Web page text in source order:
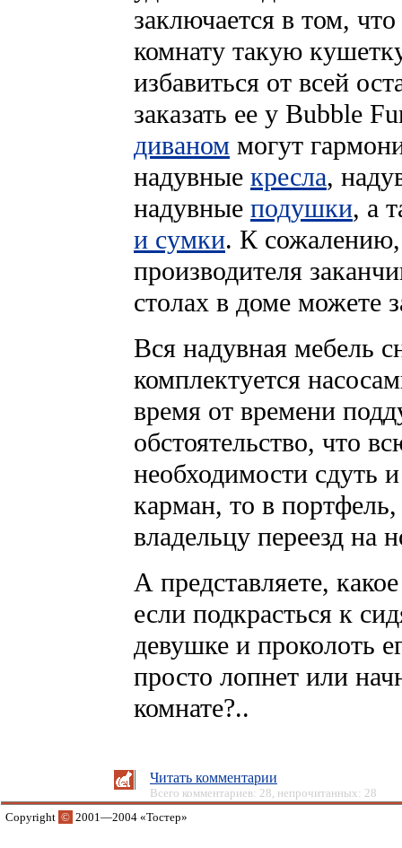
заключается в том,
комнату такую
избавиться от всей
заказать ее у Bubble
диваном могут
надувные кресла,
надувные подушки, а
и сумки. К сожалению,
производителя
столах в доме можете
Вся надувная мебель
комплектуется
время от времени
обстоятельство, что
необходимости сдуть
карман, то в
владельцу переезд на
А представляете,
если подкрасться к
девушке и проколоть
просто лопнет или
комнате?..
Читать комментарии
Всего комментариев: 28, непрочитанных: 28
Copyright © 2001—2004 «Тостер»